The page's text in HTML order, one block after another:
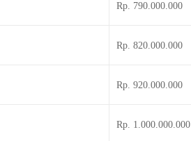
Rp. 790.000.000
Rp. 820.000.000
Rp. 920.000.000
Rp. 1.000.000.000